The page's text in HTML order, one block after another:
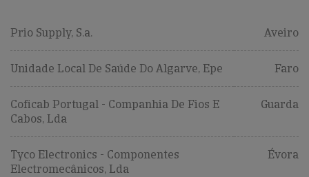
Prio Supply, S.a. Aveiro
Unidade Local De Saúde Do Algarve, Epe Faro
Coficab Portugal - Companhia De Fios E
Cabos, Lda
Guarda
Tyco Electronics - Componentes
Electromecânicos, Lda
Évora